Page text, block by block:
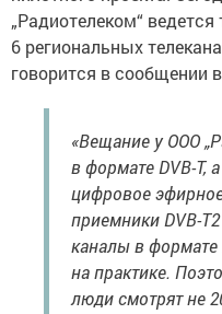
„Радиотелеком“
6 региональных
говорится в сообщении
«Вещание у ООО
в формате DVB-T,
цифровое
приемники DVB-
каналы в формате
на практике.
люди смотрят не